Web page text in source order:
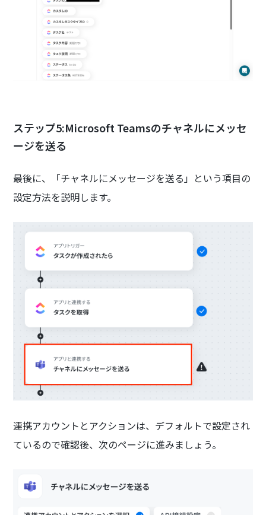
ステップ5:Microsoft Teamsのチャネルにメッセ
ージを送る
最後に、「チャネルにメッセージを送る」という項目の
設定方法を説明します。
連携アカウントとアクションは、デフォルトで設定され
ているので確認後、次のページに進みましょう。